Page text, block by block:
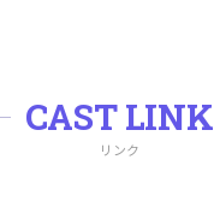
CAST LINK
リンク